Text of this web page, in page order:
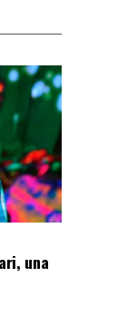
una